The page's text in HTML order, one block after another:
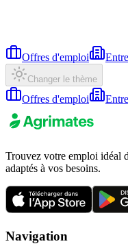
Offres d'emploi
Changer le thème
Offres d'emploi
Trouvez votre emploi idéal
adaptés à vos besoins.
Navigation